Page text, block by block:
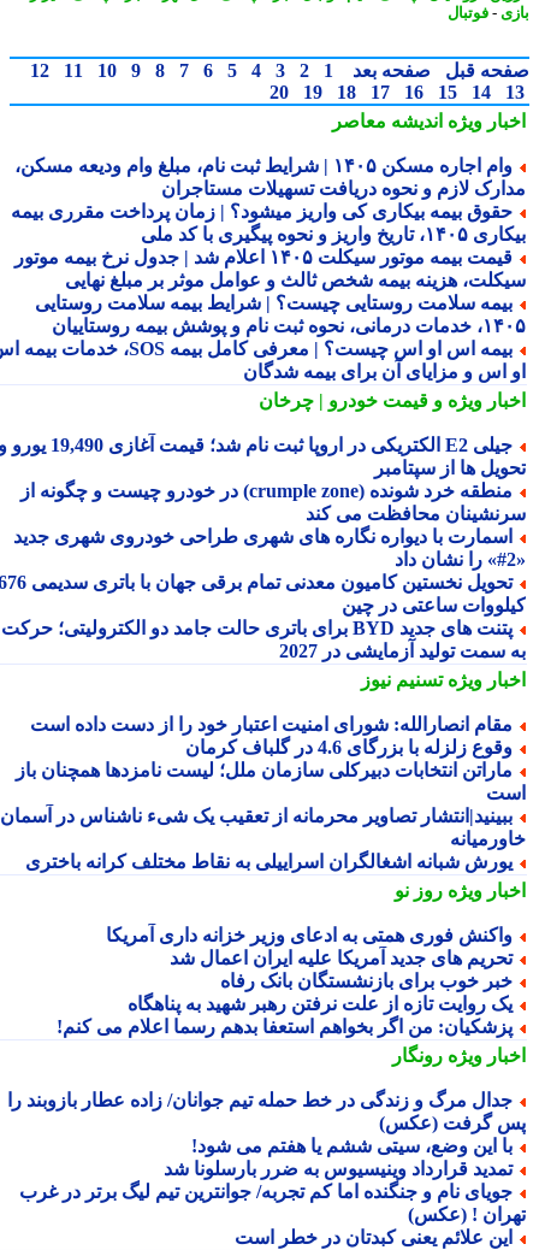
- فوتبال
قبل صفحه بعد 1
2
3
4
5
6
7
8
9
10
11
12
14
15
16
17
18
19
20
ویژهاندیشه معاصر
وام اجاره مسکن ۱۴۰۵ | شرایط ثبت نام، مبلغ وام ودیعه مسکن،
لازم و نحوه دریافت تسهیلات مستاجران
بیمه بیکاری کی واریز میشود؟ | زمان پرداخت مقرری بیمه
واریز و نحوه پیگیری با کد ملی
قیمت بیمه موتور سیکلت ۱۴۰۵ اعلام شد | جدول نرخ بیمه موتور
هزینه بیمه شخص ثالث و عوامل موثر بر مبلغ نهایی
سلامت روستایی چیست؟ | شرایط بیمه سلامت روستایی
نام و پوشش بیمه روستاییان
بیمه اس او اس چیست؟ | معرفی کامل بیمه SOS، خدمات بیمه اس
اس و مزایای آن برای بیمه شدگان
ویژهو قیمت خودرو | چرخان
جیلی E2 الکتریکی در اروپا ثبت نام شد؛ قیمت آغازی 19,490 یورو و
ها از سپتامبر
منطقه خرد شونده (crumple zone) در خودرو چیست و چگونه از
محافظت می کند
با دیواره نگاره های شهری طراحی خودروی شهری جدید
تحویل نخستین کامیون معدنی تمام برقی جهان با باتری سدیمی 676
ساعتی در چین
پتنت های جدید BYD برای باتری حالت جامد دو الکترولیتی؛ حرکت
سمت تولید آزمایشی در 2027
ویژهتسنیم نیوز
انصارالله: شورای امنیت اعتبار خود را از دست داده است
زلزله با بزرگای 4.6 در گلباف کرمان
انتخابات دبیرکلی سازمان ملل؛ لیست نامزدها همچنان باز
تصاویر محرمانه از تعقیب یک شیء ناشناس در آسمان
شبانه اشغالگران اسراییلی به نقاط مختلف کرانه باختری
ویژهروز نو
فوری همتی به ادعای وزیر خزانه داری آمریکا
های جدید آمریکا علیه ایران اعمال شد
خوب برای بازنشستگان بانک رفاه
روایت تازه از علت نرفتن رهبر شهید به پناهگاه
من اگر بخواهم استعفا بدهم رسما اعلام می کنم!
ویژهرونگار
مرگ و زندگی در خط حمله تیم جوانان/ زاده عطار بازوبند را
گرفت (عکس)
این وضع، سیتی ششم یا هفتم می شود!
قرارداد وینیسیوس به ضرر بارسلونا شد
نام و جنگنده اما کم تجربه/ جوانترین تیم لیگ برتر در غرب
! (عکس)
علائم یعنی کبدتان در خطر است